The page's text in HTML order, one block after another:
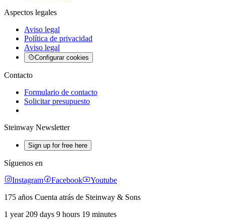
Aspectos legales
Aviso legal
Política de privacidad
Aviso legal
Configurar cookies
Contacto
Formulario de contacto
Solicitar presupuesto
Steinway Newsletter
Sign up for free here
Síguenos en
Instagram
Facebook
Youtube
175 años Cuenta atrás de Steinway & Sons
1 year 209 days 9 hours 19 minutes